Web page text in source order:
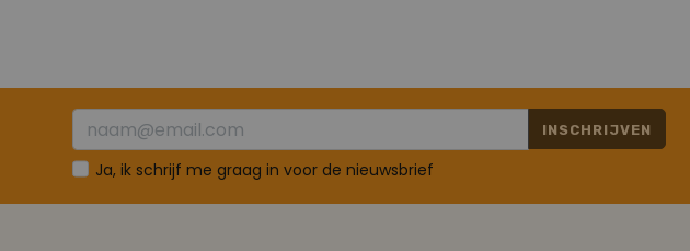
INSCHRIJVEN
Ja, ik schrijf me graag in voor de nieuwsbrief